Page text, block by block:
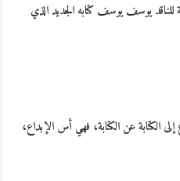
يوسف يوسف كتابه الجديد الذي
الكتابة عن الكتابة، فهي أس الإبداع،